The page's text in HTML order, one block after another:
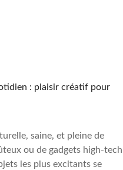
: plaisir créatif pour
saine, et pleine de
ou de gadgets high-tech
les plus excitants se